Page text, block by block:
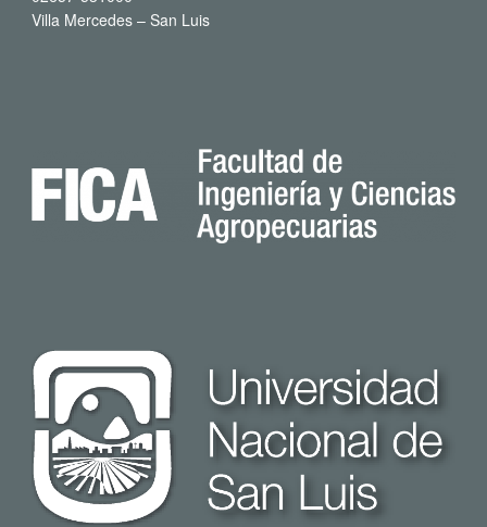
Villa Mercedes – San Luis